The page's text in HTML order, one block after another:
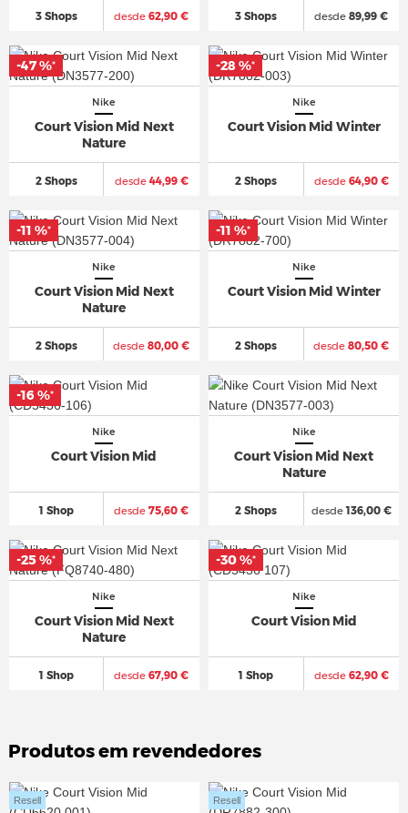
3 Shops desde 62,90 € 3 Shops desde 89,99 €
Nike
Court Vision Mid Next
Nature
2 Shops desde44,99 €
-47 %*
Nike
Court Vision Mid Winter
2 Shops desde64,90 €
-28 %*
Nike
Court Vision Mid Next
Nature
2 Shops desde 80,00 €
-11 %*
Nike
Court Vision Mid Winter
2 Shops desde 80,50 €
-11 %*
Nike
Court Vision Mid
1 Shop desde 75,60 €
-16 %*
Nike
Court Vision Mid Next
Nature
2 Shops desde136,00 €
Nike
Court Vision Mid Next
Nature
1 Shop desde 67,90 €
-25 %*
Nike
Court Vision Mid
1 Shop desde62,90 €
-30 %*
Produtos em revendedores
Resell Resell